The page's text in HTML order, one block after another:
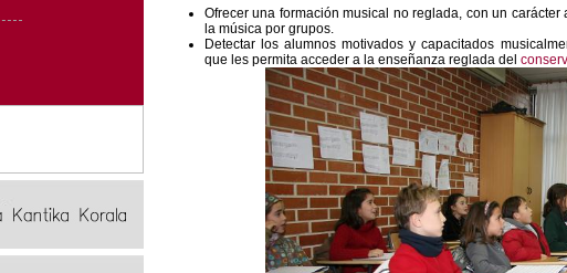
Ofrecer una formación musical no reglada, con un
la música por grupos.
Detectar los alumnos motivados y capacitados
que les permita acceder a la enseñanza reglada del